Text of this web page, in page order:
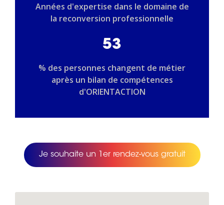
Années d'expertise dans le domaine de
la reconversion professionnelle
53
% des personnes changent de métier
après un bilan de compétences
d'ORIENTACTION
Je souhaite un 1er rendez-vous gratuit